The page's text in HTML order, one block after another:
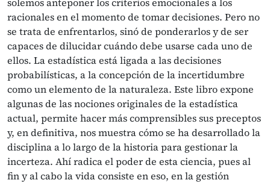
racionales en el momento de tomar decisiones. Pero no
se trata de enfrentarlos, sinó de ponderarlos y de ser
capaces de dilucidar cuándo debe usarse cada uno de
ellos. La estadística está ligada a las decisiones
probabilísticas, a la concepción de la incertidumbre
como un elemento de la naturaleza. Este libro expone
algunas de las nociones originales de la estadística
actual, permite hacer más comprensibles sus preceptos
y, en definitiva, nos muestra cómo se ha desarrollado la
disciplina a lo largo de la historia para gestionar la
incerteza. Ahí radica el poder de esta ciencia, pues al
fin y al cabo la vida consiste en eso, en la gestión